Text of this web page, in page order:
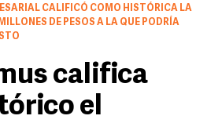
CALIFICÓ COMO HISTÓRICA LA
DE PESOS A LA QUE PODRÍA
califica
el